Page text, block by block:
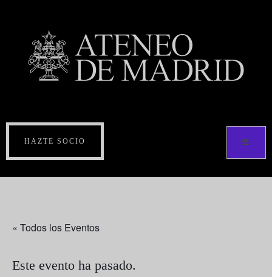
HAZTE SOCIO
« Todos los Eventos
Este evento ha pasado.